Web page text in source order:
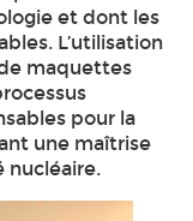
et dont les
L’utilisation
maquettes
pour la
une maîtrise
nucléaire.